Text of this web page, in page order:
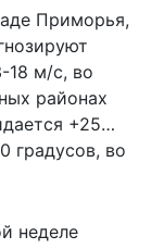
Приморья,
18 м/с, во
районах
+25…
градусов, во
неделе